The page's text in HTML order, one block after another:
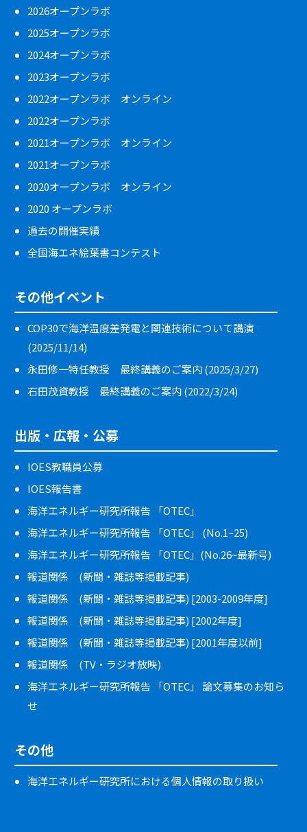
2026オープンラボ
2025オープンラボ
2024オープンラボ
2023オープンラボ
2022オープンラボ オンライン
2022オープンラボ
2021オープンラボ オンライン
2021オープンラボ
2020オープンラボ オンライン
2020 オープンラボ
過去の開催実績
全国海エネ絵葉書コンテスト
その他イベント
COP30で海洋温度差発電と関連技術について講演
(2025/11/14)
永田修一特任教授 最終講義のご案内 (2025/3/27)
石田茂資教授 最終講義のご案内 (2022/3/24)
出版・広報・公募
IOES教職員公募
IOES報告書
海洋エネルギー研究所報告 「OTEC」
海洋エネルギー研究所報告 「OTEC」 (No.1~25)
海洋エネルギー研究所報告 「OTEC」(No.26~最新号)
報道関係 (新聞・雑誌等掲載記事)
報道関係 (新聞・雑誌等掲載記事) [2003-2009年度]
報道関係 (新聞・雑誌等掲載記事) [2002年度]
報道関係 (新聞・雑誌等掲載記事) [2001年度以前]
報道関係 (TV・ラジオ放映)
海洋エネルギー研究所報告 「OTEC」 論文募集のお知ら
せ
その他
海洋エネルギー研究所における個人情報の取り扱い